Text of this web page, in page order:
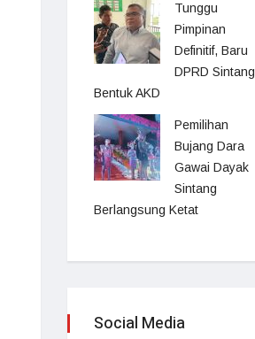
Tunggu
Pimpinan
Definitif, Baru
DPRD Sintang
Bentuk AKD
Pemilihan
Bujang Dara
Gawai Dayak
Sintang
Berlangsung Ketat
Social Media